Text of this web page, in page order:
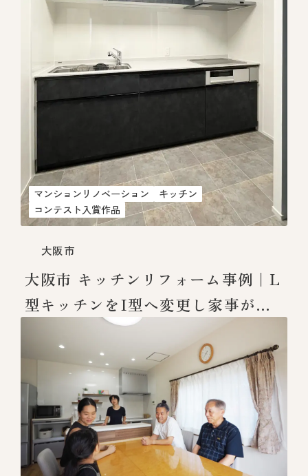
マンションリノベーション
キッチン
コンテスト入賞作品
大阪市
大阪市 キッチンリフォーム事例｜L
型キッチンをI型へ変更し家事がラ
クになった施工事例